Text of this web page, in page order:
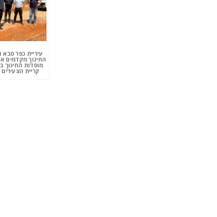
עיריית כפר
החינוך מקדמים
מוסדות החינוך
קריית